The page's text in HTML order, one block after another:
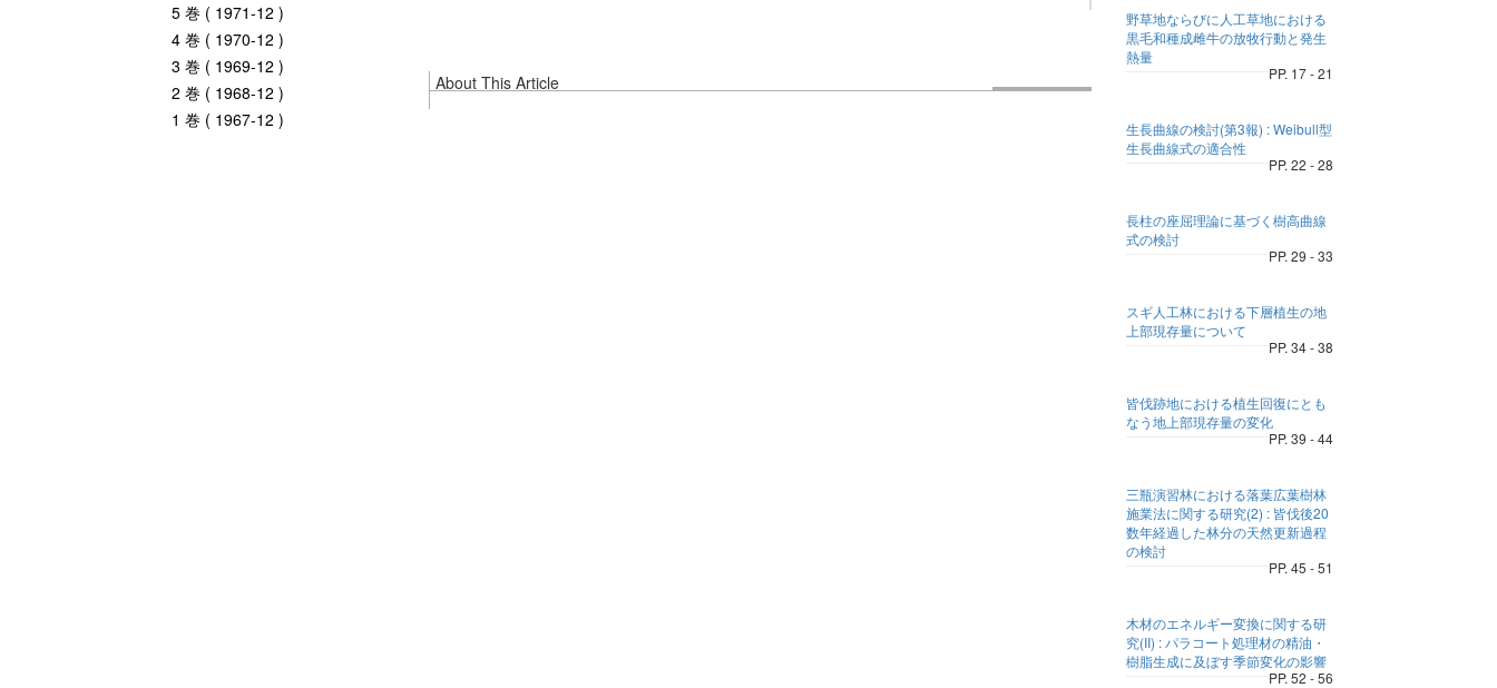
5 巻 ( 1971-12 )
4 巻 ( 1970-12 )
3 巻 ( 1969-12 )
2 巻 ( 1968-12 )
1 巻 ( 1967-12 )
About This Article
野草地ならびに人工草地における
黒毛和種成雌牛の放牧行動と発生
熱量
PP. 17 - 21
生長曲線の検討(第3報) : Weibull型
生長曲線式の適合性
PP. 22 - 28
長柱の座屈理論に基づく樹高曲線
式の検討
PP. 29 - 33
スギ人工林における下層植生の地
上部現存量について
PP. 34 - 38
皆伐跡地における植生回復にとも
なう地上部現存量の変化
PP. 39 - 44
三瓶演習林における落葉広葉樹林
施業法に関する研究(2) : 皆伐後20
数年経過した林分の天然更新過程
の検討
PP. 45 - 51
木材のエネルギー変換に関する研
究(II) : パラコート処理材の精油・
樹脂生成に及ぼす季節変化の影響
PP. 52 - 56